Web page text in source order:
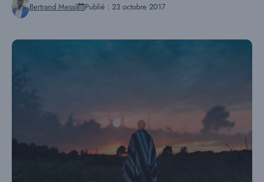
Bertrand Messi Publié : 23 octobre 2017